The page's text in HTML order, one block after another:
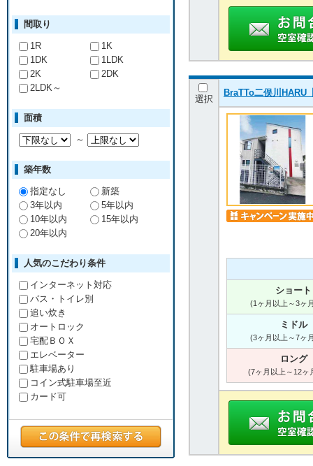
選択
BraTTo二俣川HARU
ショート
(1ヶ月以上～3ヶ
ミドル
(3ヶ月以上～7ヶ
ロング
(7ヶ月以上～12ヶ
間取り
1R
1K
1DK
1LDK
2K
2DK
2LDK～
面積
～
築年数
指定なし
新築
3年以内
5年以内
10年以内
15年以内
20年以内
人気のこだわり条件
インターネット対応
バス・トイレ別
追い炊き
オートロック
宅配ＢＯＸ
エレベーター
駐車場あり
コイン式駐車場至近
カード可